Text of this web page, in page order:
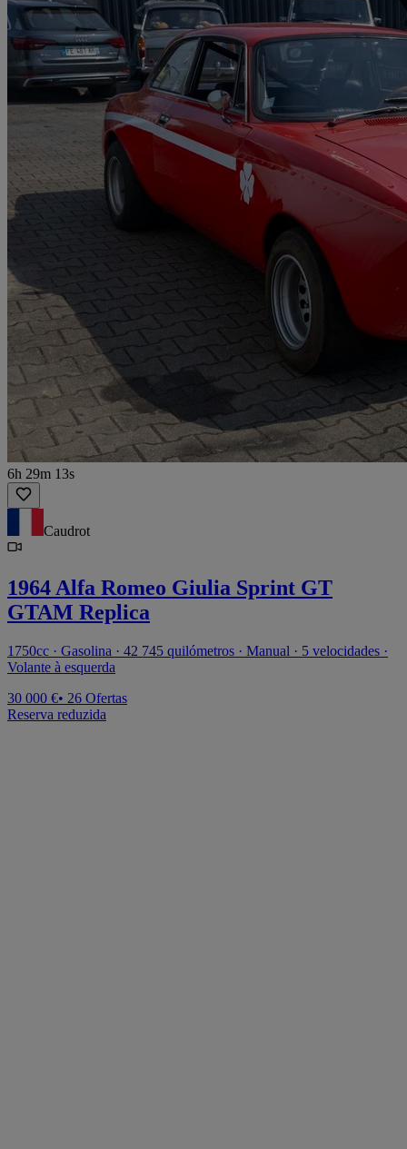
6h 29m 13s
Caudrot
1964 Alfa Romeo Giulia Sprint GT
GTAM Replica
1750cc · Gasolina · 42 745 quilómetros · Manual · 5 velocidades ·
Volante à esquerda
30 000 €• 26 Ofertas
Reserva reduzida